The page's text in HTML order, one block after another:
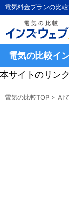
電気料金プランの比
電気の比較イ
本サイトのリン
電気の比較TOP > AI